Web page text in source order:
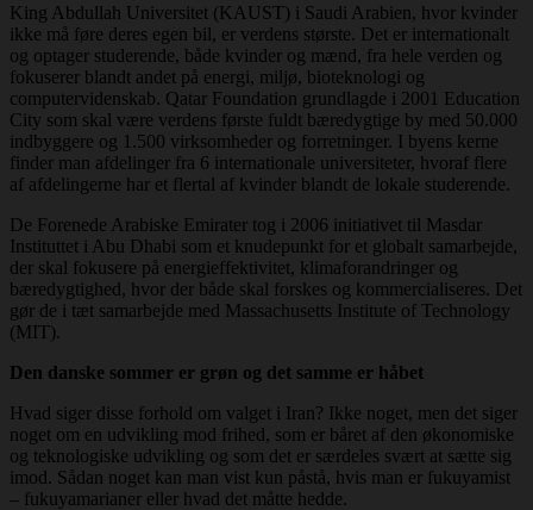
King Abdullah Universitet (KAUST) i Saudi Arabien, hvor kvinder
ikke må føre deres egen bil, er verdens største. Det er internationalt
og optager studerende, både kvinder og mænd, fra hele verden og
fokuserer blandt andet på energi, miljø, bioteknologi og
computervidenskab. Qatar Foundation grundlagde i 2001 Education
City som skal være verdens første fuldt bæredygtige by med 50.000
indbyggere og 1.500 virksomheder og forretninger. I byens kerne
finder man afdelinger fra 6 internationale universiteter, hvoraf flere
af afdelingerne har et flertal af kvinder blandt de lokale studerende.
De Forenede Arabiske Emirater tog i 2006 initiativet til Masdar
Instituttet i Abu Dhabi som et knudepunkt for et globalt samarbejde,
der skal fokusere på energieffektivitet, klimaforandringer og
bæredygtighed, hvor der både skal forskes og kommercialiseres. Det
gør de i tæt samarbejde med Massachusetts Institute of Technology
(MIT).
Den danske sommer er grøn og det samme er håbet
Hvad siger disse forhold om valget i Iran? Ikke noget, men det siger
noget om en udvikling mod frihed, som er båret af den økonomiske
og teknologiske udvikling og som det er særdeles svært at sætte sig
imod. Sådan noget kan man vist kun påstå, hvis man er fukuyamist
– fukuyamarianer eller hvad det måtte hedde.